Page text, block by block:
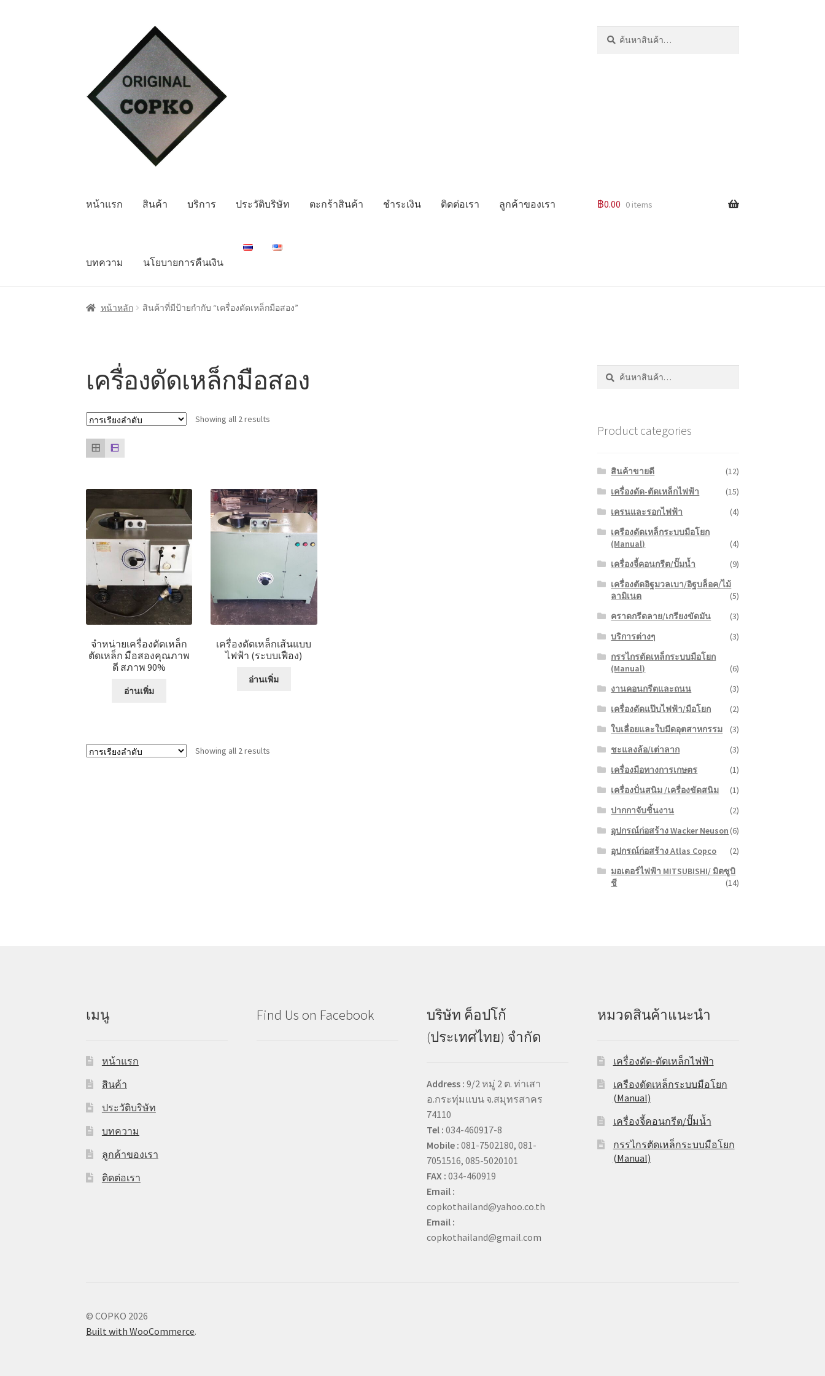
navigation
content
หน้าแรก สินค้า บริการ ประวัติบริษัท ตะกร้าสินค้า ชำระเงิน ติดต่อเรา ลูกค้าของเรา
บทความ นโยบายการคืนเงิน
หน้าแรก Cart My account ชำระเงินตะกร้าสินค้า ติดต่อเรา
฿0.00 0 items
หน้าหลัก สินค้าที่มีป้ายกำกับ “เครื่องดัดเหล็กมือสอง”
เครื่องดัดเหล็กมือสอง
Showing all 2 results
จำหน่ายเครื่องดัดเหล็ก
ตัดเหล็ก มือสองคุณภาพ
ดี สภาพ 90%
อ่านเพิ่ม
เครื่องดัดเหล็กเส้นแบบ
ไฟฟ้า (ระบบเฟือง)
อ่านเพิ่ม
Showing all 2 results
ค้นหา:
ค้นหา
Product categories
สินค้าขายดี
(12)
เครื่องดัด-ตัดเหล็กไฟฟ้า
(15)
เครนและรอกไฟฟ้า
(4)
เครืองดัดเหล็กระบบมือโยก
(Manual)
(4)
เครื่องจี้คอนกรีต/ปั๊มน้ำ
(9)
เครื่องตัดอิฐมวลเบา/อิฐบล็อค/ไม้
ลามิเนต
(5)
คราดกรีดลาย/เกรียงขัดมัน
(3)
บริการต่างๆ
(3)
กรรไกรตัดเหล็กระบบมือโยก
(Manual)
(6)
งานคอนกรีตและถนน
(3)
เครื่องดัดแป๊บไฟฟ้า/มือโยก
(2)
ใบเลื่อยและใบมีดอุตสาหกรรม
(3)
ชะแลงล้อ/เต่าลาก
(3)
เครื่องมือทางการเกษตร
(1)
เครื่องปั่นสนิม /เครื่องขัดสนิม
(1)
ปากกาจับชิ้นงาน
(2)
อุปกรณ์ก่อสร้าง Wacker Neuson (6)
อุปกรณ์ก่อสร้าง Atlas Copco
(2)
มอเตอร์ไฟฟ้า MITSUBISHI/ มิตซูบิ
ชี
(14)
เมนู
หน้าแรก
สินค้า
ประวัติบริษัท
บทความ
ลูกค้าของเรา
ติดต่อเรา
Find Us on Facebook
บริษัท ค็อปโก้
(ประเทศไทย) จำกัด
Address : 9/2 หมู่ 2 ต. ท่าเสา
อ.กระทุ่มแบน จ.สมุทรสาคร
74110
Tel : 034-460917-8
Mobile : 081-7502180, 081-
7051516, 085-5020101
FAX : 034-460919
Email :
copkothailand@yahoo.co.th
Email :
copkothailand@gmail.com
หมวดสินค้าแนะนำ
เครื่องดัด-ตัดเหล็กไฟฟ้า
เครืองดัดเหล็กระบบมือโยก
(Manual)
เครื่องจี้คอนกรีต/ปั๊มน้ำ
กรรไกรตัดเหล็กระบบมือโยก
(Manual)
© COPKO 2026
Built with WooCommerce.